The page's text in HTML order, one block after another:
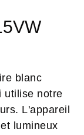
blanc
utilise notre
L'appareil
lumineux